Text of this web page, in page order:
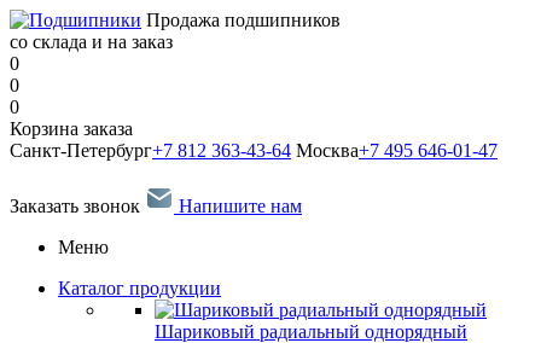
Продажа подшипников
со склада и на заказ
0
0
0
Корзина заказа
Санкт-Петербург+7 812 363-43-64 Москва+7 495 646-01-47
Заказать звонок
Напишите нам
Меню
Каталог продукции
Шариковый радиальный однорядный